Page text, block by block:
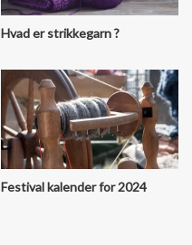
Hvad er strikkegarn ?
Festival kalender for 2024